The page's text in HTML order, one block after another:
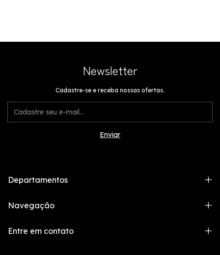
Newsletter
Cadastre-se e receba nossas ofertas.
Departamentos
Navegação
Entre em contato